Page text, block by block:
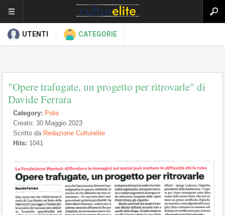
UTENTI CATEGORIE
"Opere trafugate, un progetto per ritrovarle" di
Davide Ferrara
Category: Polis
Creato: 30 Maggio 2023
Scritto da Redazione Culturelite
Hits: 1041